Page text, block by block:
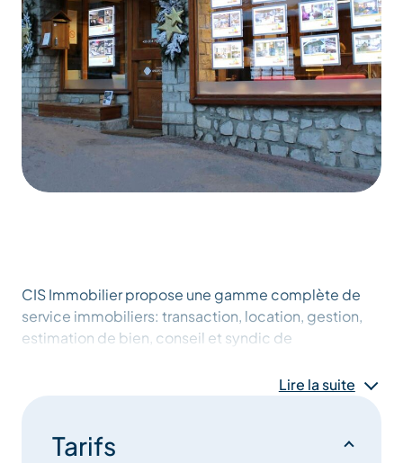
CIS Immobilier propose une gamme complète de
service immobiliers: transaction, location, gestion,
estimation de bien, conseil et syndic de
projets immobiliers.
Lire la suite
Tarifs